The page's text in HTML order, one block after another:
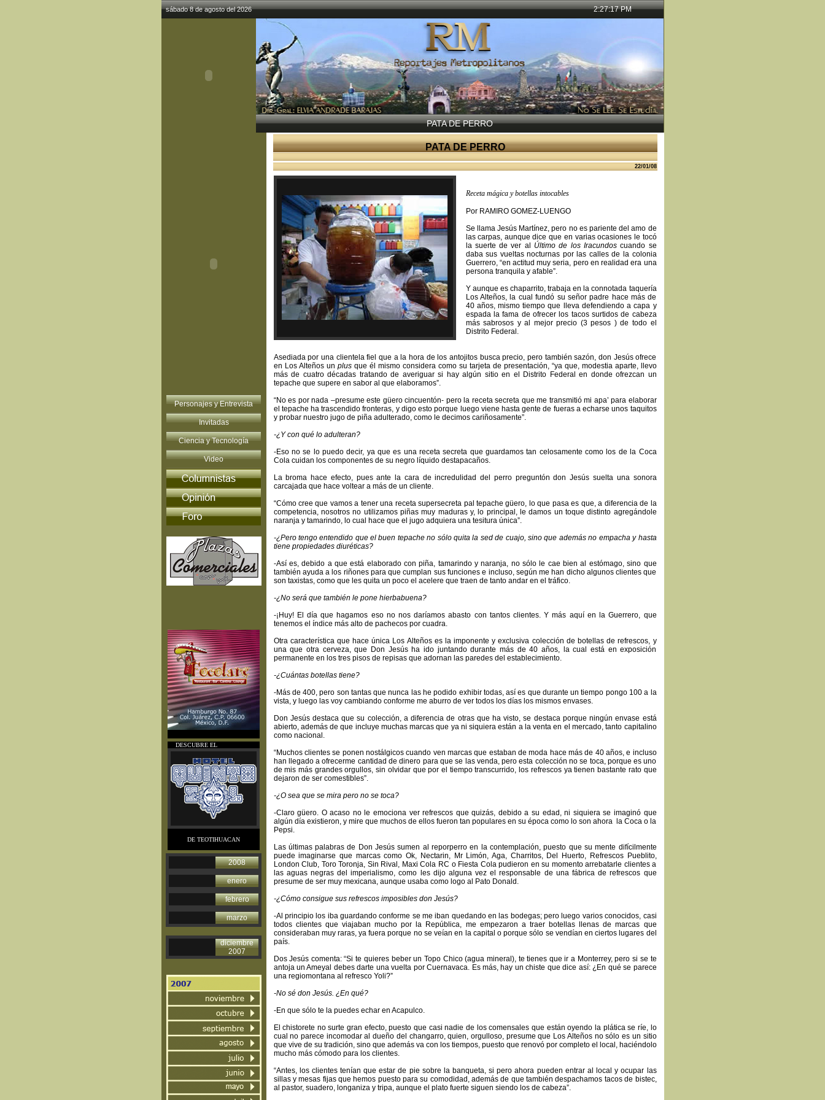
sábado 8 de agosto del 2026 2:27:17 PM
PATA DE PERRO
Personajes y Entrevista
Invitadas
Ciencia y Tecnología
Video
DESCUBRE EL
DE TEOTIHUACAN
2008
enero
febrero
marzo
diciembre
2007
PATA DE PERRO
22/01/08
Receta mágica y botellas intocables
Por RAMIRO GOMEZ-LUENGO
Se llama Jesús Martínez, pero no es pariente del amo de
las carpas, aunque dice que en varias ocasiones le tocó
la suerte de ver al Último de los Iracundoscuando se
daba sus vueltas nocturnas por las calles de la colonia
Guerrero, “en actitud muy seria, pero en realidad era una
persona tranquila y afable”.
Y aunque es chaparrito, trabaja en la connotada taquería
Los Alteños, la cual fundó su señor padre hace más de
40 años, mismo tiempo que lleva defendiendo a capa y
espada la fama de ofrecer los tacos surtidos de cabeza
más sabrosos y al mejor precio (3 pesos ) de todo el
Distrito Federal.
Asediada por una clientela fiel que a la hora de los antojitos busca precio, pero también sazón, don Jesús ofrece
en Los Alteños un plus que él mismo considera como su tarjeta de presentación, “ya que, modestia aparte, llevo
más de cuatro décadas tratando de averiguar si hay algún sitio en el Distrito Federal en donde ofrezcan un
tepache que supere en sabor al que elaboramos”.
“No es por nada –presume este güero cincuentón- pero la receta secreta que me transmitió mi apa’ para elaborar
el tepache ha trascendido fronteras, y digo esto porque luego viene hasta gente de fueras a echarse unos taquitos
y probar nuestro jugo de piña adulterado, como le decimos cariñosamente”.
-¿Y con qué lo adulteran?
-Eso no se lo puedo decir, ya que es una receta secreta que guardamos tan celosamente como los de la Coca
Cola cuidan los componentes de su negro líquido destapacaños.
La broma hace efecto, pues ante la cara de incredulidad del perro preguntón don Jesús suelta una sonora
carcajada que hace voltear a más de un cliente.
“Cómo cree que vamos a tener una receta supersecreta pal tepache güero, lo que pasa es que, a diferencia de la
competencia, nosotros no utilizamos piñas muy maduras y, lo principal, le damos un toque distinto agregándole
naranja y tamarindo, lo cual hace que el jugo adquiera una tesitura única”.
-¿Pero tengo entendido que el buen tepache no sólo quita la sed de cuajo, sino que además no empacha y hasta
tiene propiedades diuréticas?
-Así es, debido a que está elaborado con piña, tamarindo y naranja, no sólo le cae bien al estómago, sino que
también ayuda a los riñones para que cumplan sus funciones e incluso, según me han dicho algunos clientes que
son taxistas, como que les quita un poco el acelere que traen de tanto andar en el tráfico.
-¿No será que también le pone hierbabuena?
-¡Huy! El día que hagamos eso no nos daríamos abasto con tantos clientes. Y más aquí en la Guerrero, que
tenemos el índice más alto de pachecos por cuadra.
Otra característica que hace única Los Alteños es la imponente y exclusiva colección de botellas de refrescos, y
una que otra cerveza, que Don Jesús ha ido juntando durante más de 40 años, la cual está en exposición
permanente en los tres pisos de repisas que adornan las paredes del establecimiento.
-¿Cuántas botellas tiene?
-Más de 400, pero son tantas que nunca las he podido exhibir todas, así es que durante un tiempo pongo 100 a la
vista, y luego las voy cambiando conforme me aburro de ver todos los días los mismos envases.
Don Jesús destaca que su colección, a diferencia de otras que ha visto, se destaca porque ningún envase está
abierto, además de que incluye muchas marcas que ya ni siquiera están a la venta en el mercado, tanto capitalino
como nacional.
“Muchos clientes se ponen nostálgicos cuando ven marcas que estaban de moda hace más de 40 años, e incluso
han llegado a ofrecerme cantidad de dinero para que se las venda, pero esta colección no se toca, porque es uno
de mis más grandes orgullos, sin olvidar que por el tiempo transcurrido, los refrescos ya tienen bastante rato que
dejaron de ser comestibles”.
-¿O sea que se mira pero no se toca?
-Claro güero. O acaso no le emociona ver refrescos que quizás, debido a su edad, ni siquiera se imaginó que
algún día existieron, y mire que muchos de ellos fueron tan populares en su época como lo son ahora la Coca o la
Pepsi.
Las últimas palabras de Don Jesús sumen al reporperro en la contemplación, puesto que su mente difícilmente
puede imaginarse que marcas como Ok, Nectarin, Mr Limón, Aga, Charritos, Del Huerto, Refrescos Pueblito,
London Club, Toro Toronja, Sin Rival, Maxi Cola RC o Fiesta Cola pudieron en su momento arrebatarle clientes a
las aguas negras del imperialismo, como les dijo alguna vez el responsable de una fábrica de refrescos que
presume de ser muy mexicana, aunque usaba como logo al Pato Donald.
-¿Cómo consigue sus refrescos imposibles don Jesús?
-Al principio los iba guardando conforme se me iban quedando en las bodegas; pero luego varios conocidos, casi
todos clientes que viajaban mucho por la República, me empezaron a traer botellas llenas de marcas que
consideraban muy raras, ya fuera porque no se veían en la capital o porque sólo se vendían en ciertos lugares del
país.
Dos Jesús comenta: “Si te quieres beber un Topo Chico (agua mineral), te tienes que ir a Monterrey, pero si se te
antoja un Ameyal debes darte una vuelta por Cuernavaca. Es más, hay un chiste que dice así: ¿En qué se parece
una regiomontana al refresco Yoli?”
-No sé don Jesús. ¿En qué?
-En que sólo te la puedes echar en Acapulco.
El chistorete no surte gran efecto, puesto que casi nadie de los comensales que están oyendo la plática se ríe, lo
cual no parece incomodar al dueño del changarro, quien, orgulloso, presume que Los Alteños no sólo es un sitio
que vive de su tradición, sino que además va con los tiempos, puesto que renovó por completo el local, haciéndolo
mucho más cómodo para los clientes.
“Antes, los clientes tenían que estar de pie sobre la banqueta, si pero ahora pueden entrar al local y ocupar las
sillas y mesas fijas que hemos puesto para su comodidad, además de que también despachamos tacos de bistec,
al pastor, suadero, longaniza y tripa, aunque el plato fuerte siguen siendo los de cabeza”.